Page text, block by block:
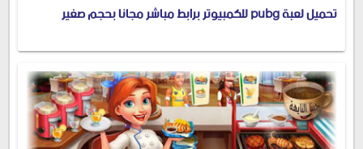
تحميل لعبة pubg للكمبيوتر برابط مباشر مجانا بحجم صغير